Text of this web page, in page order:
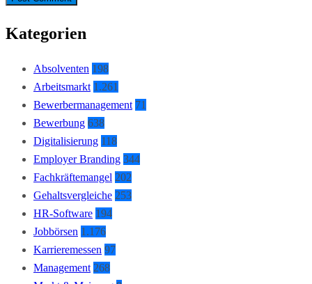
Kategorien
Absolventen 198
Arbeitsmarkt 1.261
Bewerbermanagement 71
Bewerbung 638
Digitalisierung 118
Employer Branding 344
Fachkräftemangel 202
Gehaltsvergleiche 253
HR-Software 194
Jobbörsen 1.176
Karrieremessen 97
Management 268